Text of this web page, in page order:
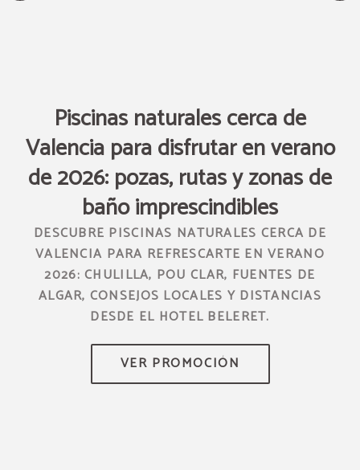
Piscinas naturales cerca de
Valencia para disfrutar en verano
de 2026: pozas, rutas y zonas de
baño imprescindibles
DESCUBRE PISCINAS NATURALES CERCA DE
VALENCIA PARA REFRESCARTE EN VERANO
2026: CHULILLA, POU CLAR, FUENTES DE
ALGAR, CONSEJOS LOCALES Y DISTANCIAS
DESDE EL HOTEL BELERET.